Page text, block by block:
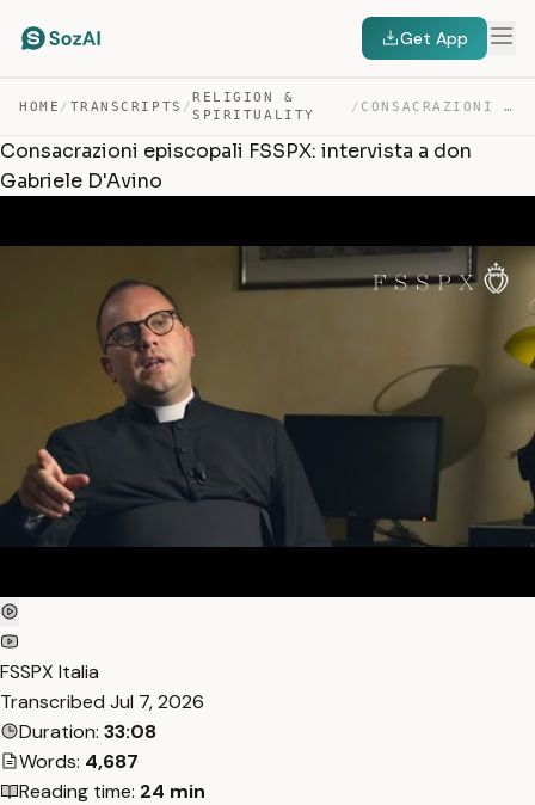
Get App
HOME / TRANSCRIPTS /
RELIGION &
SPIRITUALITY
/ CONSACRAZIONI EPISCOPALI FSSPX: INTERVISTA A DON GABRIE… — TRANSCRIPT
Consacrazioni episcopali FSSPX: intervista a don
Gabriele D'Avino
FSSPX Italia
Transcribed Jul 7, 2026
Duration: 33:08
Words: 4,687
Reading time: 24 min